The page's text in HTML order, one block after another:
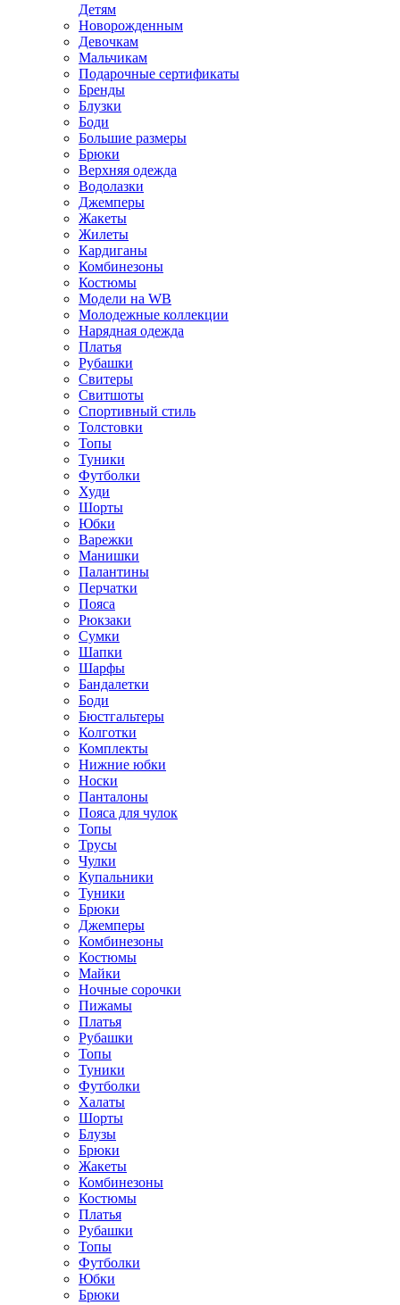
Детям
Новорожденным
Девочкам
Мальчикам
Подарочные сертификаты
Бренды
Блузки
Боди
Большие размеры
Брюки
Верхняя одежда
Водолазки
Джемперы
Жакеты
Жилеты
Кардиганы
Комбинезоны
Костюмы
Модели на WB
Молодежные коллекции
Нарядная одежда
Платья
Рубашки
Свитеры
Свитшоты
Спортивный стиль
Толстовки
Топы
Туники
Футболки
Худи
Шорты
Юбки
Варежки
Манишки
Палантины
Перчатки
Пояса
Рюкзаки
Сумки
Шапки
Шарфы
Бандалетки
Боди
Бюстгальтеры
Колготки
Комплекты
Нижние юбки
Носки
Панталоны
Поясa для чулок
Топы
Трусы
Чулки
Купальники
Туники
Брюки
Джемперы
Комбинезоны
Костюмы
Майки
Ночные сорочки
Пижамы
Платья
Рубашки
Топы
Туники
Футболки
Халаты
Шорты
Блузы
Брюки
Жакеты
Комбинезоны
Костюмы
Платья
Рубашки
Топы
Футболки
Юбки
Брюки